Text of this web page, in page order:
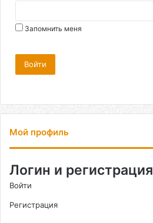
Запомнить меня
Войти
Мой профиль
Логин и регистрация
Войти
Регистрация